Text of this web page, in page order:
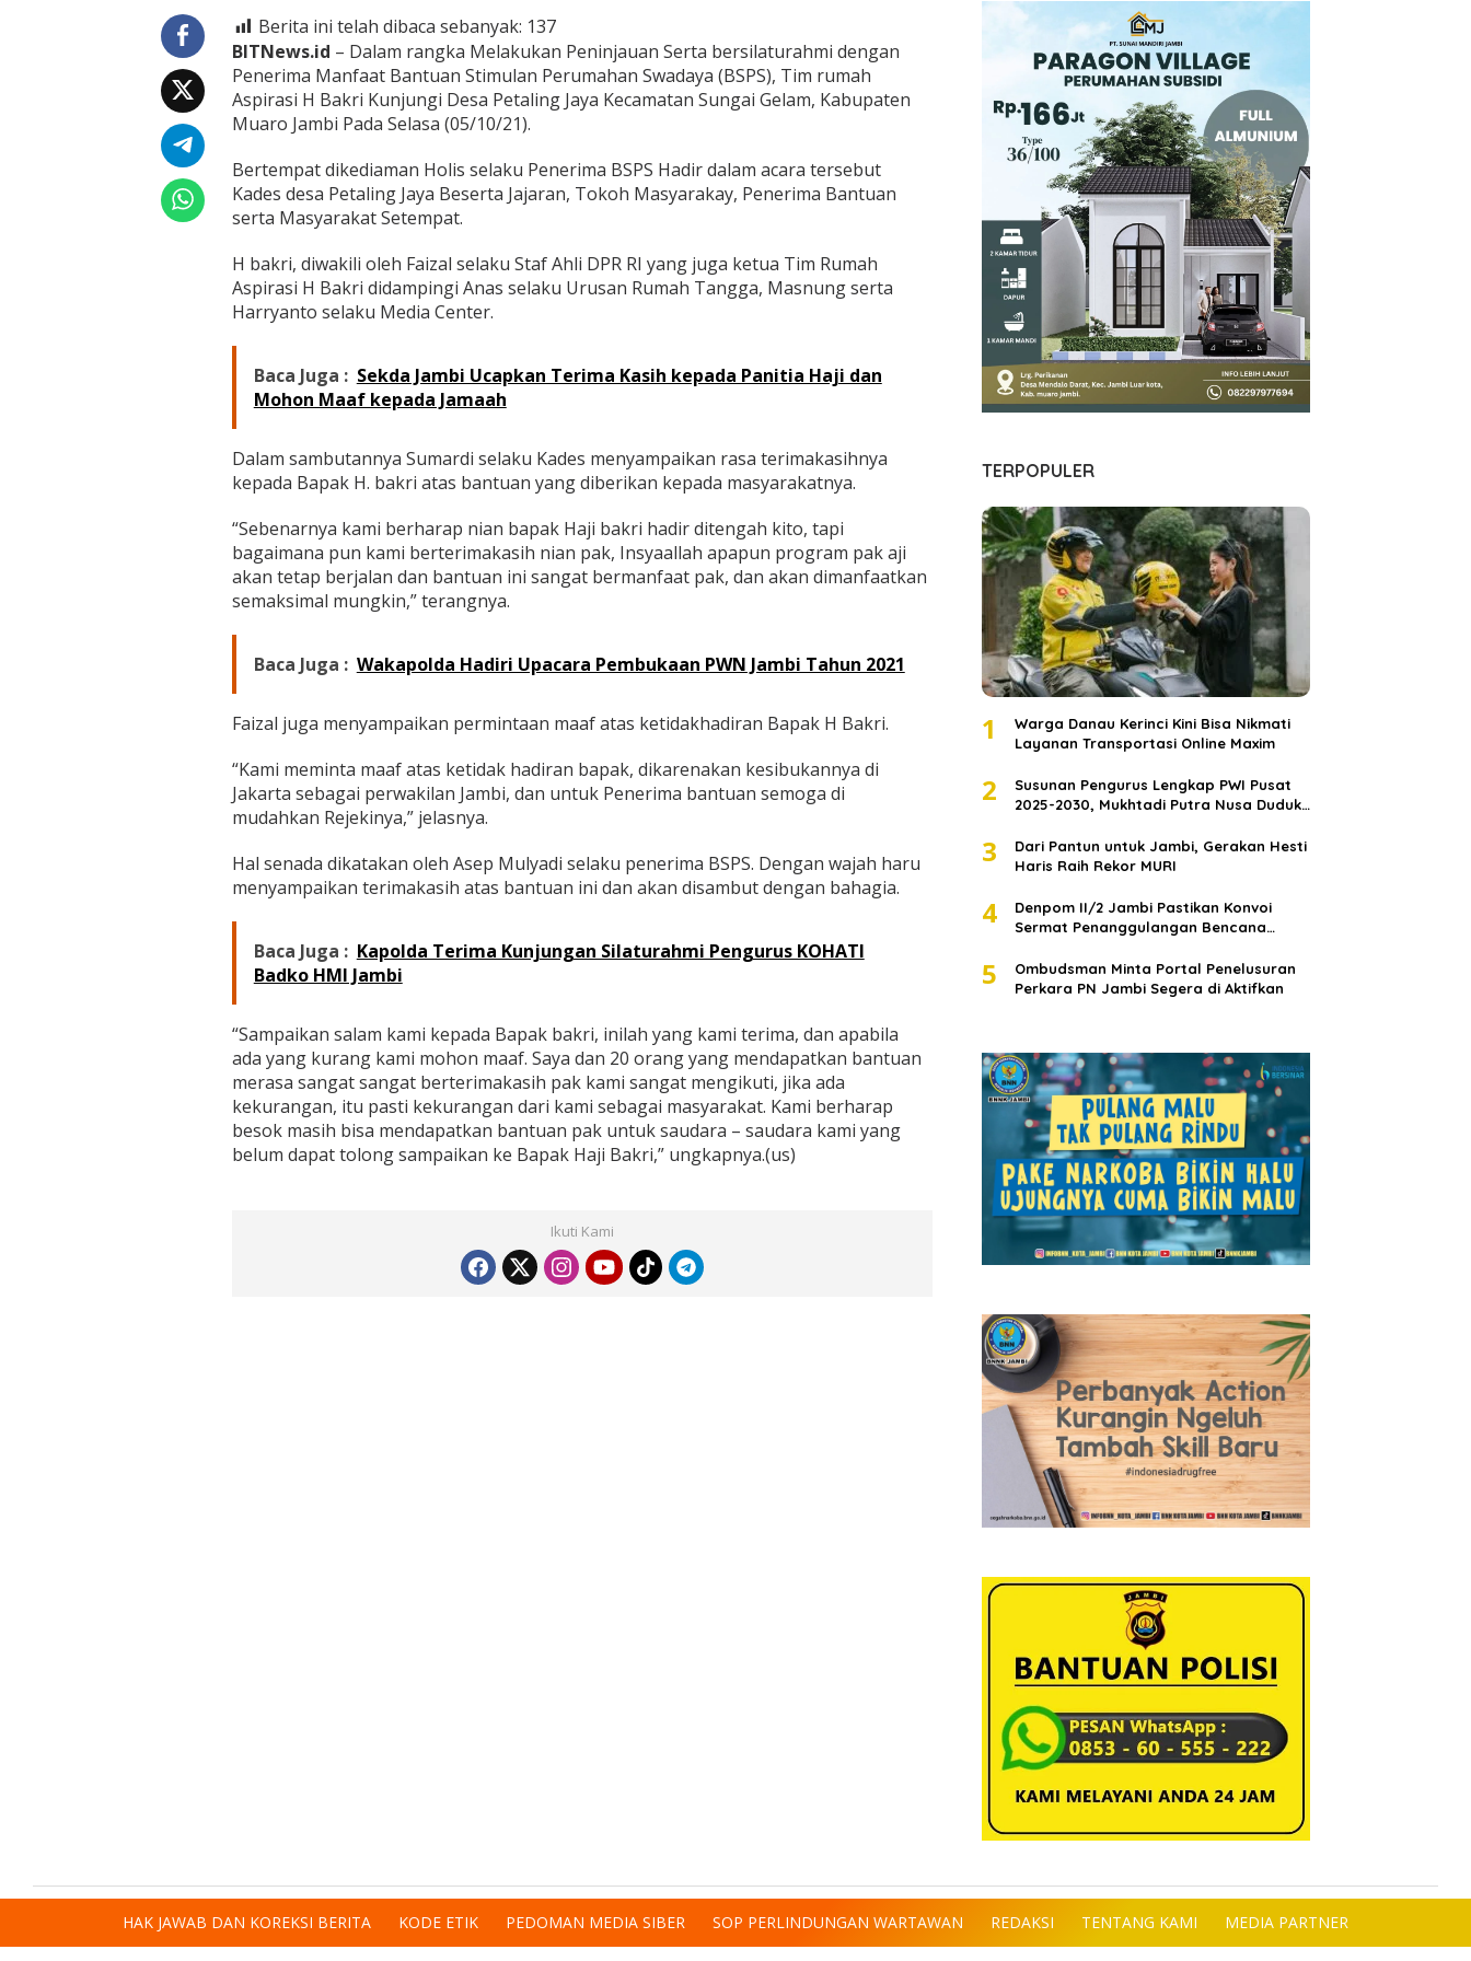
a
s
i
K
u
n
n
g
i
e
a
P
a
l
g
a
a
,
W
a
r
T
h
r
u
d
a
U
c
k
a
n
e
r
i
m
a
k
s
Berita ini telah dibaca sebanyak: 137
BITNews.id – Dalam rangka Melakukan Peninjauan Serta bersilaturahmi dengan
Penerima Manfaat Bantuan Stimulan Perumahan Swadaya (BSPS), Tim rumah
Aspirasi H Bakri Kunjungi Desa Petaling Jaya Kecamatan Sungai Gelam, Kabupaten
Muaro Jambi Pada Selasa (05/10/21).
Bertempat dikediaman Holis selaku Penerima BSPS Hadir dalam acara tersebut
Kades desa Petaling Jaya Beserta Jajaran, Tokoh Masyarakay, Penerima Bantuan
serta Masyarakat Setempat.
H bakri, diwakili oleh Faizal selaku Staf Ahli DPR RI yang juga ketua Tim Rumah
Aspirasi H Bakri didampingi Anas selaku Urusan Rumah Tangga, Masnung serta
Harryanto selaku Media Center.
Baca Juga : Sekda Jambi Ucapkan Terima Kasih kepada Panitia Haji dan
Mohon Maaf kepada Jamaah
Dalam sambutannya Sumardi selaku Kades menyampaikan rasa terimakasihnya
kepada Bapak H. bakri atas bantuan yang diberikan kepada masyarakatnya.
“Sebenarnya kami berharap nian bapak Haji bakri hadir ditengah kito, tapi
bagaimana pun kami berterimakasih nian pak, Insyaallah apapun program pak aji
akan tetap berjalan dan bantuan ini sangat bermanfaat pak, dan akan dimanfaatkan
semaksimal mungkin,” terangnya.
Baca Juga : Wakapolda Hadiri Upacara Pembukaan PWN Jambi Tahun 2021
Faizal juga menyampaikan permintaan maaf atas ketidakhadiran Bapak H Bakri.
“Kami meminta maaf atas ketidak hadiran bapak, dikarenakan kesibukannya di
Jakarta sebagai perwakilan Jambi, dan untuk Penerima bantuan semoga di
mudahkan Rejekinya,” jelasnya.
Hal senada dikatakan oleh Asep Mulyadi selaku penerima BSPS. Dengan wajah haru
menyampaikan terimakasih atas bantuan ini dan akan disambut dengan bahagia.
Baca Juga : Kapolda Terima Kunjungan Silaturahmi Pengurus KOHATI
Badko HMI Jambi
“Sampaikan salam kami kepada Bapak bakri, inilah yang kami terima, dan apabila
ada yang kurang kami mohon maaf. Saya dan 20 orang yang mendapatkan bantuan
merasa sangat sangat berterimakasih pak kami sangat mengikuti, jika ada
kekurangan, itu pasti kekurangan dari kami sebagai masyarakat. Kami berharap
besok masih bisa mendapatkan bantuan pak untuk saudara – saudara kami yang
belum dapat tolong sampaikan ke Bapak Haji Bakri,” ungkapnya.(us)
Ikuti Kami
TERPOPULER
1
Warga Danau Kerinci Kini Bisa Nikmati
Layanan Transportasi Online Maxim
2
Susunan Pengurus Lengkap PWI Pusat
2025-2030, Mukhtadi Putra Nusa Duduki
3
Dari Pantun untuk Jambi, Gerakan Hesti
Haris Raih Rekor MURI
4
Denpom II/2 Jambi Pastikan Konvoi
Sermat Penanggulangan Bencana
5
Ombudsman Minta Portal Penelusuran
Perkara PN Jambi Segera di Aktifkan
HAK JAWAB DAN KOREKSI BERITA KODE ETIK PEDOMAN MEDIA SIBER SOP PERLINDUNGAN WARTAWAN REDAKSI TENTANG KAMI MEDIA PARTNER